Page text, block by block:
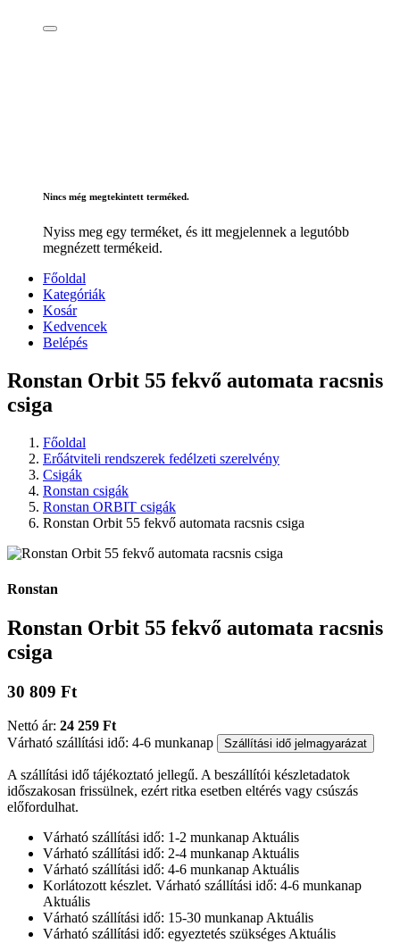
Nincs még megtekintett terméked.
Nyiss meg egy terméket, és itt megjelennek a legutóbb
megnézett termékeid.
Főoldal
Kategóriák
Kosár
Kedvencek
Belépés
Ronstan Orbit 55 fekvő automata racsnis
csiga
Főoldal
Erőátviteli rendszerek fedélzeti szerelvény
Csigák
Ronstan csigák
Ronstan ORBIT csigák
Ronstan Orbit 55 fekvő automata racsnis csiga
Ronstan
Ronstan Orbit 55 fekvő automata racsnis
csiga
30 809 Ft
Nettó ár: 24 259 Ft
Várható szállítási idő: 4-6 munkanap
Szállítási idő jelmagyarázat
A szállítási idő tájékoztató jellegű. A beszállítói készletadatok
időszakosan frissülnek, ezért ritka esetben eltérés vagy csúszás
előfordulhat.
Várható szállítási idő: 1-2 munkanapAktuális
Várható szállítási idő: 2-4 munkanapAktuális
Várható szállítási idő: 4-6 munkanapAktuális
Korlátozott készlet. Várható szállítási idő: 4-6 munkanap
Aktuális
Várható szállítási idő: 15-30 munkanapAktuális
Várható szállítási idő: egyeztetés szükségesAktuális